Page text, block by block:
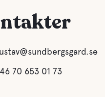
70 653 01 73